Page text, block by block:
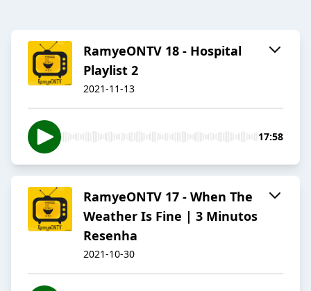
RamyeONTV 18 - Hospital
Playlist 2
2021-11-13
17:58
RamyeONTV 17 - When The
Weather Is Fine | 3 Minutos
Resenha
2021-10-30